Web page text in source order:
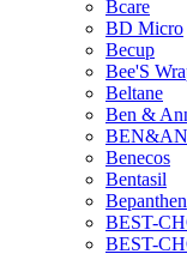
Bcare
BD Micro
Becup
Bee'S
Beltane
Ben &
Benecos
Bentasil
Bepanthen
BEST-
BEST-